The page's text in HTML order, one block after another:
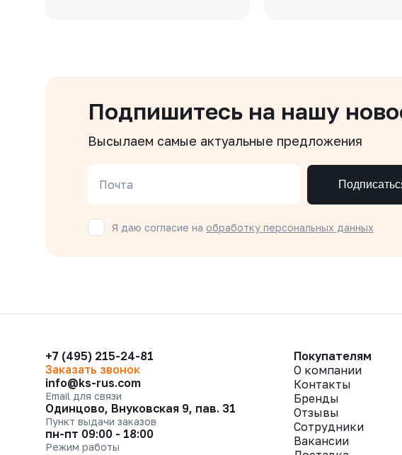
Подпишитесь на нашу
Высылаем самые актуальные предложения
Почта
Я даю согласие на обработку персональных данных
+7 (495) 215-24-81
Заказать звонок
info@ks-rus.com
Email для связи
Одинцово, Внуковская 9, пав. 31
Пункт выдачи заказов
пн-пт 09:00 - 18:00
Режим работы
Покупателям
О компании
Контакты
Бренды
Отзывы
Сотрудники
Вакансии